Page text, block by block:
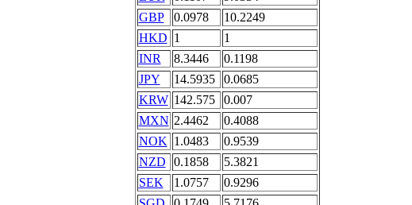
GBP
0.0978
10.2249
HKD 1
1
INR
8.3446
0.1198
JPY
14.5935
0.0685
KRW 142.575
0.007
MXN 2.4462
0.4088
NOK 1.0483
0.9539
NZD
0.1858
5.3821
SEK
1.0757
0.9296